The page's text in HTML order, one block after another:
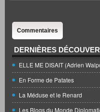
Commentaires
DERNIÈRES
ELLE ME DISAIT (Adrien
En Forme de Patates
La Méduse et le Renard
Les Blogs du Monde